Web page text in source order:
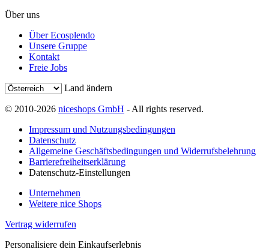
Über uns
Über Ecosplendo
Unsere Gruppe
Kontakt
Freie Jobs
Land ändern
© 2010-2026 niceshops GmbH - All rights reserved.
Impressum und Nutzungsbedingungen
Datenschutz
Allgemeine Geschäftsbedingungen und Widerrufsbelehrung
Barrierefreiheitserklärung
Datenschutz-Einstellungen
Unternehmen
Weitere nice Shops
Vertrag widerrufen
Personalisiere dein Einkaufserlebnis